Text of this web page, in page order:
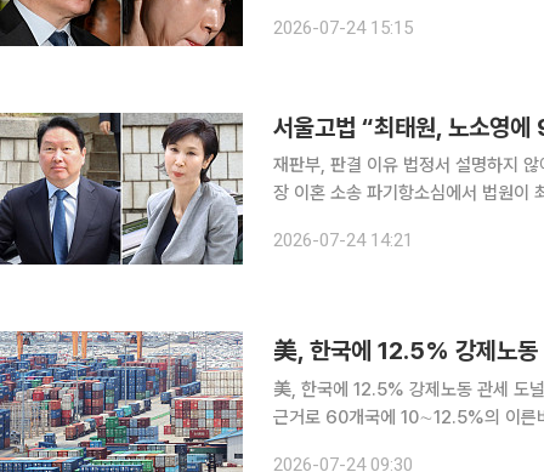
에 따라 노태우 비자금 300억원 지원
2026-07-24 15:15
서울고법 “최태원, 노소영
재판부, 판결 이유 법정서 설명하지 않아 최태원(65) SK그룹 회장과 노소영(65) 아트센터
장 이혼 소송 파기항소심에서 법원이
한 재산분할 소송의 파기환송심 선고
2026-07-24 14:21
美, 한국에 12.5% 강제노동 관세 도널드 트럼프 미국 행정부가 23일(현지시간) 무역법 301조를
근거로 60개국에 10∼12.5%의 이른
2026-07-24 09:30